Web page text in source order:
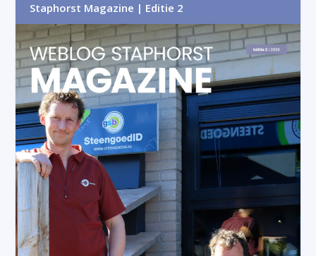
Staphorst Magazine | Editie 2